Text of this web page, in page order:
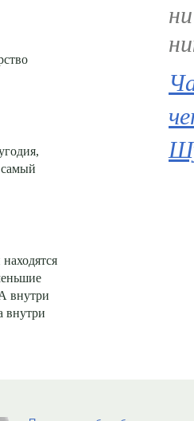
внутри
внутри